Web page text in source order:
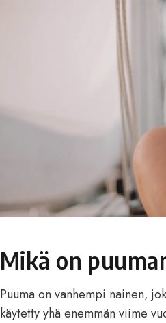
Mikä on
Puuma on vanhempi nainen,
käytetty yhä enemmän viime